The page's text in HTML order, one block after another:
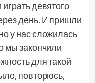
девятого
день. И пришли
у нас сложилась
мы закончили
для такой
повторюсь,